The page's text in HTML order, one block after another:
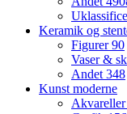
Keramik og
Figurer90
Vaser &
Andet 348
Kunst moderne
Akvareller